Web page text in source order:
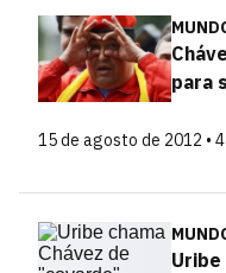
para
15 de agosto de 2012 •